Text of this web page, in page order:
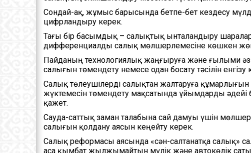
Сондай-ақ, жұмыс барысында бетпе-бет кездесу
цифрландыру керек.
Тағы бір басымдық – салықтық ынталандыру
дифференциалды салық мөлшерлемесіне көшкен
Пайданың технологиялық жаңғыруға және ғылыми
салығын төмендету немесе одан босату тәсілін енгізу
Салық төлеушілерді салықтан жалтаруға
жүктемесін төмендету мақсатында ұйымдарды
қажет.
Сауда-саттық заман талабына сай дамуы үшін
салығын қолдану аясын кеңейту керек.
Салық реформасы аясында «сән-салтанатқа салық»
аса қымбат жылжымайтын мүлік және автокөлік